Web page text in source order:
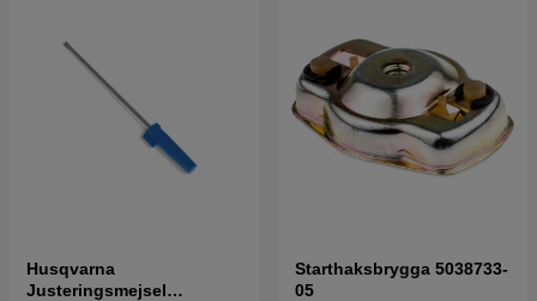
Husqvarna
Justeringsmejsel
Starthaksbrygga 5038733-
05